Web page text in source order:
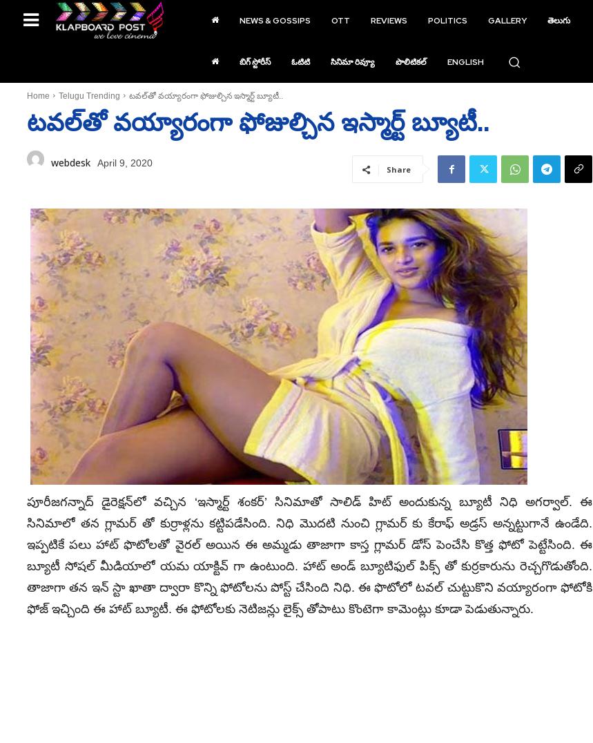
NEWS & GOSSIPS OTT REVIEWS POLITICS GALLERY తెలుగు
బిగ్ స్టోరీస్ ఓటిటి సినిమా రివ్యూ పొలిటికల్ ENGLISH
Home Telugu Trending టవల్‌తో వయ్యారంగా ఫోజుల్చిన ఇస్మార్ట్ బ్యూటీ..
టవల్‌తో వయ్యారంగా ఫోజుల్చిన ఇస్మార్ట్ బ్యూటీ..
webdesk April 9, 2020
Share
పూరీజగన్నాద్ డైరెక్షన్‌లో వచ్చిన ‘ఇస్మార్ట్ శంకర్’ సినిమాతో సాలిడ్ హిట్ అందుకున్న బ్యూటీ నిధి అగర్వాల్. ఈ
సినిమాలో తన గ్లామర్ తో కుర్రాళ్లను కట్టిపడేసింది. నిధి మొదటి నుంచి గ్లామర్ కు కేరాఫ్ అడ్రస్ అన్నట్టుగానే ఉండేది.
ఇప్పటికే పలు హాట్ ఫొటోలతో వైరల్‌ అయిన ఈ అమ్మడు తాజాగా కాస్త గ్లామర్ డోస్ పెంచేసి కొత్త ఫోటో పెట్టేసింది. ఈ
బ్యూటీ సోషల్ మీడియాలో యమ యాక్టివ్ గా ఉంటుంది. హాట్ అండ్ బ్యూటిఫుల్ పిక్స్ తో కుర్రకారును రెచ్చగొడుతోంది.
తాజాగా తన ఇన్ స్టా ఖాతా ద్వారా కొన్ని ఫోటోలను పోస్ట్ చేసింది నిధి. ఈ ఫొటోలో టవల్ చుట్టుకొని వయ్యారంగా ఫోటోకి
ఫోజ్ ఇచ్చింది ఈ హాట్‌ బ్యూటీ. ఈ ఫోటోలకు నెటిజన్లు లైక్స్ తోపాటు కొంటెగా కామెంట్లు కూడా పెడుతున్నారు.